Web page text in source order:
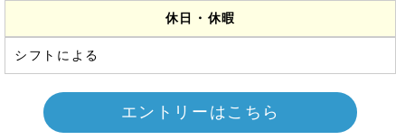
休日・休暇
シフトによる
エントリーはこちら